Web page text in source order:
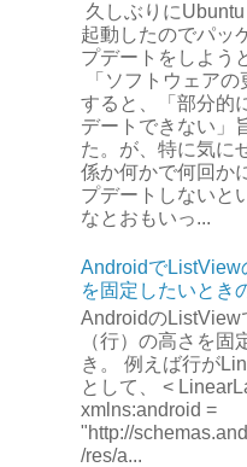
久しぶりに
起動したのでパッ
プデートをしよう
「ソフトウェア
すると、「部分的
デートできない」
た。が、特に気に
係か何かで何回か
プデートしないと
なとおもいっ...
AndroidでListView
を固定したいとき
AndroidのListView
（行）の高さを固
き。 例えば行が
として、 <
xmlns:android =
"http://
/res/a...